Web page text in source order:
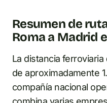
Resumen de
Roma a Madrid
La distancia
de aproximadamente
compañía nacional